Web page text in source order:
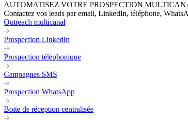
AUTOMATISEZ VOTRE PROSPECTION
Contactez vos leads par email, LinkedIn, téléphone,
Outreach multicanal
Prospection LinkedIn
Prospection téléphonique
Campagnes SMS
Prospection WhatsApp
Boite de réception centralisée